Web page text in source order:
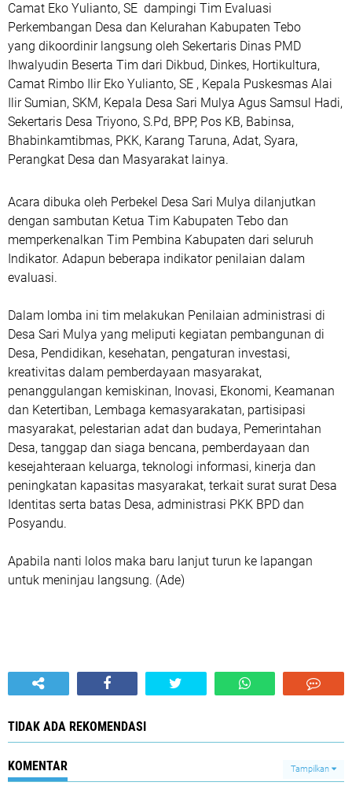
Camat Eko Yulianto, SE dampingi Tim Evaluasi
Perkembangan Desa dan Kelurahan Kabupaten Tebo
yang dikoordinir langsung oleh Sekertaris Dinas PMD
Ihwalyudin Beserta Tim dari Dikbud, Dinkes, Hortikultura,
Camat Rimbo Ilir Eko Yulianto, SE , Kepala Puskesmas Alai
Ilir Sumian, SKM, Kepala Desa Sari Mulya Agus Samsul Hadi,
Sekertaris Desa Triyono, S.Pd, BPP, Pos KB, Babinsa,
Bhabinkamtibmas, PKK, Karang Taruna, Adat, Syara,
Perangkat Desa dan Masyarakat lainya.
Acara dibuka oleh Perbekel Desa Sari Mulya dilanjutkan
dengan sambutan Ketua Tim Kabupaten Tebo dan
memperkenalkan Tim Pembina Kabupaten dari seluruh
Indikator. Adapun beberapa indikator penilaian dalam
evaluasi.
Dalam lomba ini tim melakukan Penilaian administrasi di
Desa Sari Mulya yang meliputi kegiatan pembangunan di
Desa, Pendidikan, kesehatan, pengaturan investasi,
kreativitas dalam pemberdayaan masyarakat,
penanggulangan kemiskinan, Inovasi, Ekonomi, Keamanan
dan Ketertiban, Lembaga kemasyarakatan, partisipasi
masyarakat, pelestarian adat dan budaya, Pemerintahan
Desa, tanggap dan siaga bencana, pemberdayaan dan
kesejahteraan keluarga, teknologi informasi, kinerja dan
peningkatan kapasitas masyarakat, terkait surat surat Desa
Identitas serta batas Desa, administrasi PKK BPD dan
Posyandu.
Apabila nanti lolos maka baru lanjut turun ke lapangan
untuk meninjau langsung. (Ade)
TIDAK ADA REKOMENDASI
KOMENTAR Tampilkan